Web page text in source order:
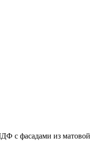
с фасадами из матовой